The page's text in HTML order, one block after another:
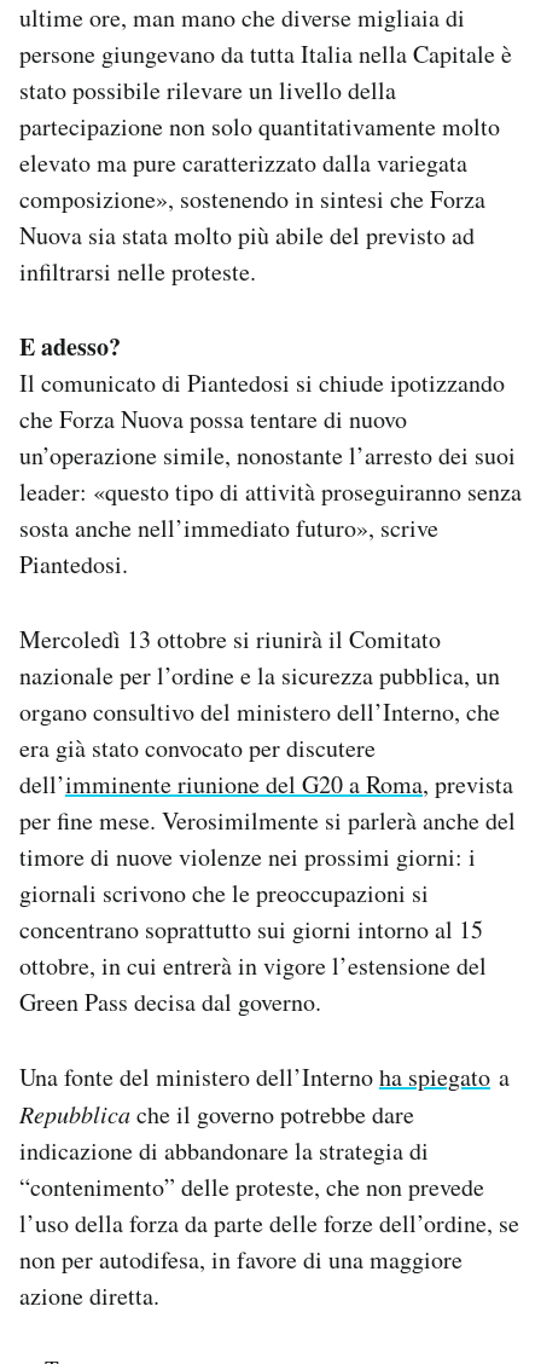
ultime ore, man mano che diverse migliaia di
persone giungevano da tutta Italia nella Capitale è
stato possibile rilevare un livello della
partecipazione non solo quantitativamente molto
elevato ma pure caratterizzato dalla variegata
composizione», sostenendo in sintesi che Forza
Nuova sia stata molto più abile del previsto ad
infiltrarsi nelle proteste.
E adesso?
Il comunicato di Piantedosi si chiude ipotizzando
che Forza Nuova possa tentare di nuovo
un’operazione simile, nonostante l’arresto dei suoi
leader: «questo tipo di attività proseguiranno senza
sosta anche nell’immediato futuro», scrive
Piantedosi.
Mercoledì 13 ottobre si riunirà il Comitato
nazionale per l’ordine e la sicurezza pubblica, un
organo consultivo del ministero dell’Interno, che
era già stato convocato per discutere
dell’imminente riunione del G20 a Roma, prevista
per fine mese. Verosimilmente si parlerà anche del
timore di nuove violenze nei prossimi giorni: i
giornali scrivono che le preoccupazioni si
concentrano soprattutto sui giorni intorno al 15
ottobre, in cui entrerà in vigore l’estensione del
Green Pass decisa dal governo.
Una fonte del ministero dell’Internoha spiegato a
Repubblicache il governo potrebbe dare
indicazione di abbandonare la strategia di
“contenimento” delle proteste, che non prevede
l’uso della forza da parte delle forze dell’ordine, se
non per autodifesa, in favore di una maggiore
azione diretta.